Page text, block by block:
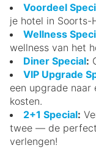
Voordeel
je hotel in Soorts-
Wellness
wellness van het
Diner Special:
VIP Upgrade
een upgrade naar
kosten.
2+1 Special:
twee — de
verlengen!